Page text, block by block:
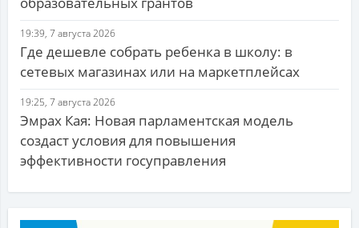
19:39, 7 августа 2026
Где дешевле собрать ребенка в школу: в
сетевых магазинах или на маркетплейсах
19:25, 7 августа 2026
Эмрах Кая: Новая парламентская модель
создаст условия для повышения
эффективности госуправления